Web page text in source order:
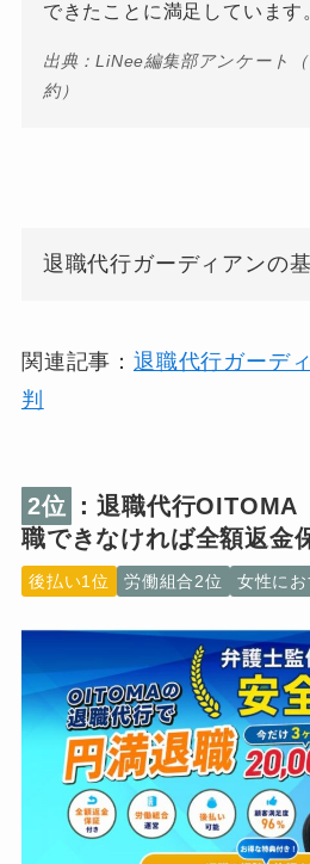
できたことに満足しています
出典：LiNee編集部アンケート
約）
退職代行ガーディアンの
関連記事： 退職代行ガーデ
判
2位
：退職代行OITOMA
職できなければ全額返金
後払い1位 労働組合2位 女性に